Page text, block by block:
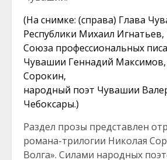
(На снимке: (справа) Глава
Республики Михаил Игнатьев,
Союза профессиональных
Чувашии Геннадий
Сорокин,
народный поэт Чувашии
Чебоксары.)
Раздел прозы представлен
романа-трилогии Николая
Волга». Силами народных